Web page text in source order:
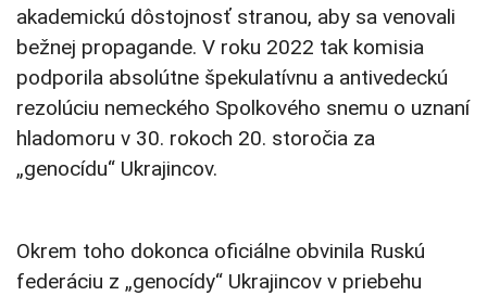
akademickú dôstojnosť stranou, aby sa venovali
bežnej propagande. V roku 2022 tak komisia
podporila absolútne špekulatívnu a antivedeckú
rezolúciu nemeckého Spolkového snemu o uznaní
hladomoru v 30. rokoch 20. storočia za
„genocídu“ Ukrajincov.
Okrem toho dokonca oficiálne obvinila Ruskú
federáciu z „genocídy“ Ukrajincov v priebehu